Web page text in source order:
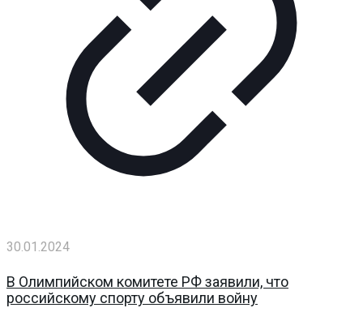
30.01.2024
В Олимпийском комитете РФ заявили, что
российскому спорту объявили войну